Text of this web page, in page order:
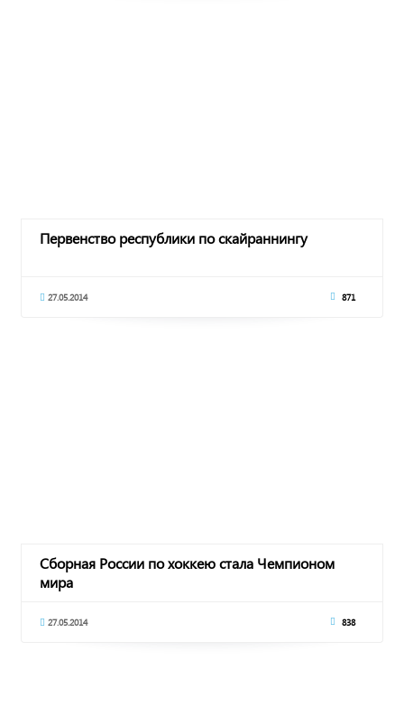
Первенство республики по скайраннингу
27.05.2014 871
Сборная России по хоккею стала Чемпионом
мира
27.05.2014 838